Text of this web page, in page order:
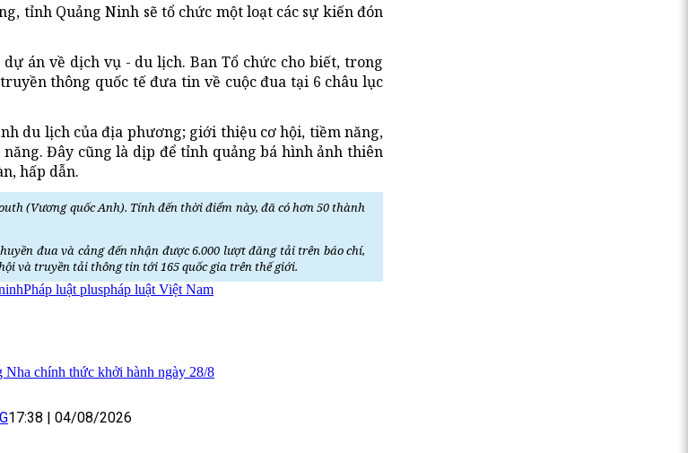
tỉnh Quảng Ninh sẽ tổ chức một loạt các sự kiến đón
án về dịch vụ - du lịch. Ban Tổ chức cho biết, trong
thông quốc tế đưa tin về cuộc đua tại 6 châu lục
du lịch của địa phương; giới thiệu cơ hội, tiềm năng,
Đây cũng là dịp để tỉnh quảng bá hình ảnh thiên
hấp dẫn.
(Vương quốc Anh). Tính đến thời điểm này, đã có hơn 50 thành
đua và cảng đến nhận được 6.000 lượt đăng tải trên báo chí,
và truyền tải thông tin tới 165 quốc gia trên thế giới.
Pháp luật pluspháp luật Việt Nam
Nha chính thức khởi hành ngày 28/8
17:38 | 04/08/2026